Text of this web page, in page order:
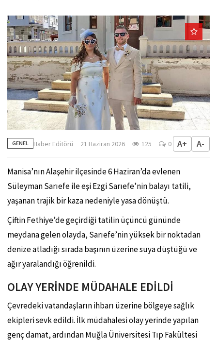
GENEL Haber Editörü 21 Haziran 2026 125 0 A+ A-
Manisa’nın Alaşehir ilçesinde 6 Haziran’da evlenen
Süleyman Sarıefe ile eşi Ezgi Sarıefe’nin balayı tatili,
yaşanan trajik bir kaza nedeniyle yasa dönüştü.
Çiftin Fethiye’de geçirdiği tatilin üçüncü gününde
meydana gelen olayda, Sarıefe’nin yüksek bir noktadan
denize atladığı sırada başının üzerine suya düştüğü ve
ağır yaralandığı öğrenildi.
OLAY YERİNDE MÜDAHALE EDİLDİ
Çevredeki vatandaşların ihbarı üzerine bölgeye sağlık
ekipleri sevk edildi. İlk müdahalesi olay yerinde yapılan
genç damat, ardından Muğla Üniversitesi Tıp Fakültesi